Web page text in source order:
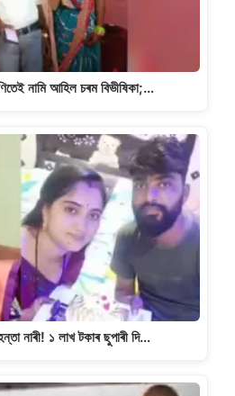
নামি আহিল চৰম বিভীষিকা;…
নাৰী! ১ লাখ টকাৰ ছুপাৰী দি…